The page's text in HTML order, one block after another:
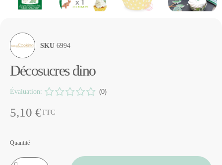
SKU 6994
Décosucres dino
Évaluation: (0)
5,10 €TTC
Quantité